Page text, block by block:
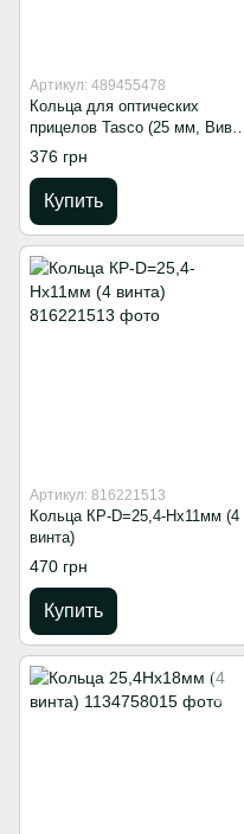
Артикул: 489455478
Кольца для оптических
прицелов Tasco (25 мм, Вивер
21 мм, H-18)
376 грн
Купить
Артикул: 816221513
Кольца КР-D=25,4-Hx11мм (4
винта)
470 грн
Купить